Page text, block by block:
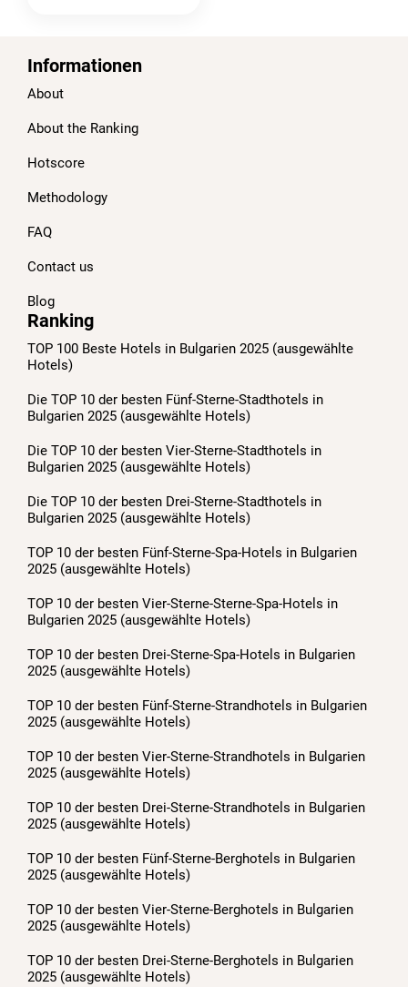
Informationen
About
About the Ranking
Hotscore
Methodology
FAQ
Contact us
Blog
Ranking
TOP 100 Beste Hotels in Bulgarien 2025 (ausgewählte
Hotels)
Die TOP 10 der besten Fünf-Sterne-Stadthotels in
Bulgarien 2025 (ausgewählte Hotels)
Die TOP 10 der besten Vier-Sterne-Stadthotels in
Bulgarien 2025 (ausgewählte Hotels)
Die TOP 10 der besten Drei-Sterne-Stadthotels in
Bulgarien 2025 (ausgewählte Hotels)
TOP 10 der besten Fünf-Sterne-Spa-Hotels in Bulgarien
2025 (ausgewählte Hotels)
TOP 10 der besten Vier-Sterne-Sterne-Spa-Hotels in
Bulgarien 2025 (ausgewählte Hotels)
TOP 10 der besten Drei-Sterne-Spa-Hotels in Bulgarien
2025 (ausgewählte Hotels)
TOP 10 der besten Fünf-Sterne-Strandhotels in Bulgarien
2025 (ausgewählte Hotels)
TOP 10 der besten Vier-Sterne-Strandhotels in Bulgarien
2025 (ausgewählte Hotels)
TOP 10 der besten Drei-Sterne-Strandhotels in Bulgarien
2025 (ausgewählte Hotels)
TOP 10 der besten Fünf-Sterne-Berghotels in Bulgarien
2025 (ausgewählte Hotels)
TOP 10 der besten Vier-Sterne-Berghotels in Bulgarien
2025 (ausgewählte Hotels)
TOP 10 der besten Drei-Sterne-Berghotels in Bulgarien
2025 (ausgewählte Hotels)